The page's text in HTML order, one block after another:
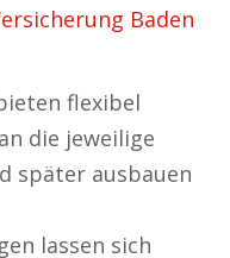
Baden
flexibel
die jeweilige
später ausbauen
lassen sich